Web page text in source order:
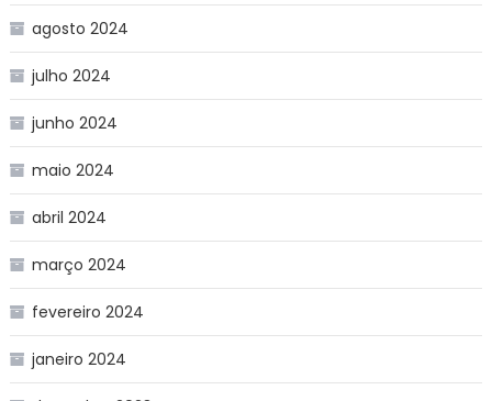
agosto 2024
julho 2024
junho 2024
maio 2024
abril 2024
março 2024
fevereiro 2024
janeiro 2024